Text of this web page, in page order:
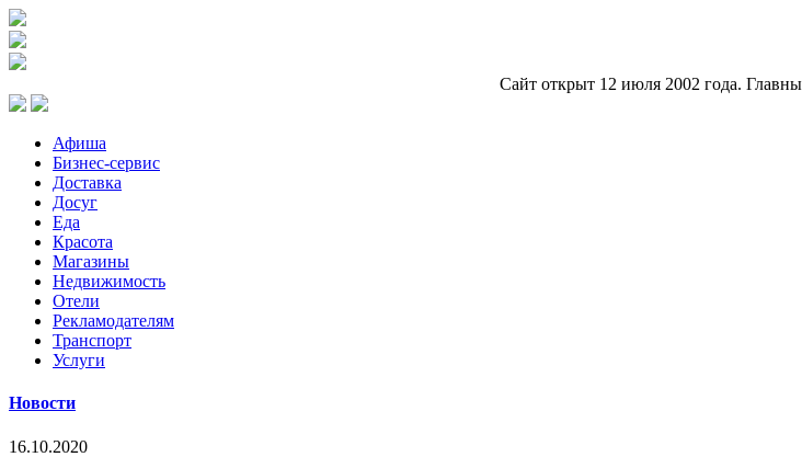
Сайт открыт 12 июля 2002 года.
Афиша
Бизнес-сервис
Доставка
Досуг
Еда
Красота
Магазины
Недвижимость
Отели
Рекламодателям
Транспорт
Услуги
Новости
16.10.2020